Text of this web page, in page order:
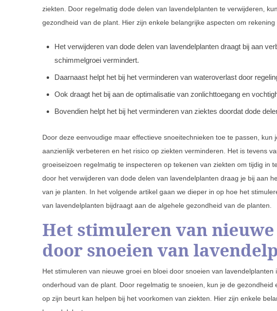
ziekten. Door regelmatig dode delen van lavendelplanten te verwijderen,
gezondheid van de plant. Hier zijn enkele belangrijke aspecten om
Het verwijderen van dode delen van lavendelplanten draagt bij aan
schimmelgroei vermindert.
Daarnaast helpt het bij het verminderen van wateroverlast door
Ook draagt het bij aan de optimalisatie van zonlichttoegang en
Bovendien helpt het bij het verminderen van ziektes doordat dode
Door deze eenvoudige maar effectieve snoeitechnieken toe te passen, kun
aanzienlijk verbeteren en het risico op ziekten verminderen. Het is tevens
groeiseizoen regelmatig te inspecteren op tekenen van ziekten om tijdig in
door het verwijderen van dode delen van lavendelplanten draag je bij aan
van je planten. In het volgende artikel gaan we dieper in op hoe het
van lavendelplanten bijdraagt aan de algehele gezondheid van de planten.
Het stimuleren van
door snoeien van
Het stimuleren van nieuwe groei en bloei door snoeien van
onderhoud van de plant. Door regelmatig te snoeien, kun je de
op zijn beurt kan helpen bij het voorkomen van ziekten. Hier zijn enkele